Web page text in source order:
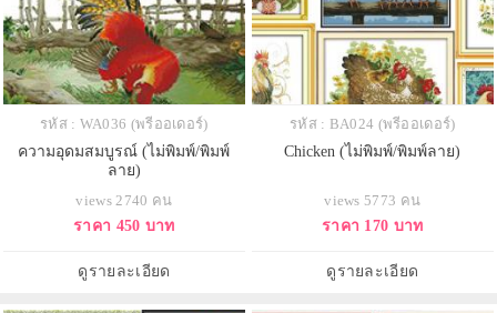
รหัส : WA036 (พรีออเดอร์)
ความอุดมสมบูรณ์ (ไม่พิมพ์/พิมพ์
ลาย)
views 2740 คน
ราคา 450 บาท
ดูรายละเอียด
รหัส : BA024 (พรีออเดอร์)
Chicken (ไม่พิมพ์/พิมพ์ลาย)
views 5773 คน
ราคา 170 บาท
ดูรายละเอียด